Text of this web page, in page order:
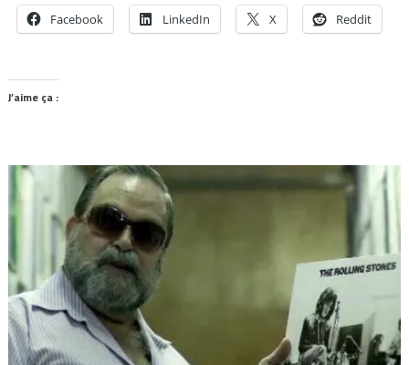
Facebook LinkedIn X Reddit
J’aime ça :